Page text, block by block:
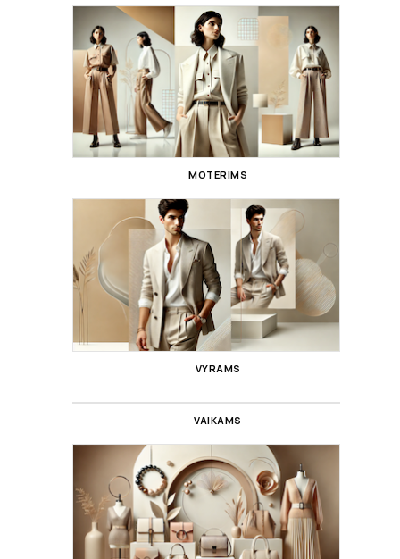
MOTERIMS
VYRAMS
VAIKAMS